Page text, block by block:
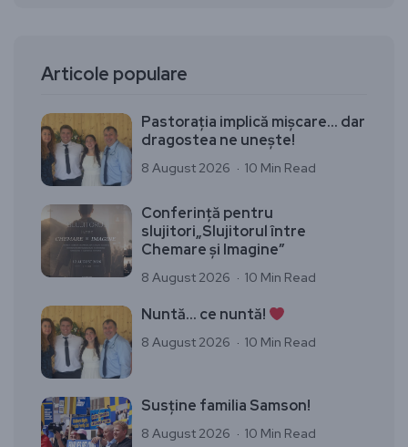
Articole populare
Pastorația implică mișcare… dar
dragostea ne unește!
8 August 2026 10 Min Read
Conferință pentru
slujitori„Slujitorul între
Chemare și Imagine”
8 August 2026 10 Min Read
Nuntă… ce nuntă!
8 August 2026 10 Min Read
Susține familia Samson!
8 August 2026 10 Min Read